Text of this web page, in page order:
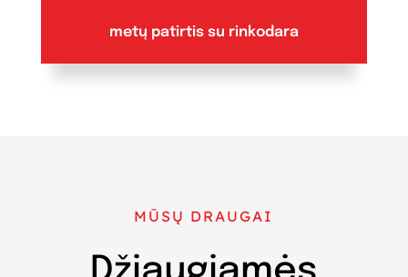
metų patirtis su rinkodara
MŪSŲ DRAUGAI